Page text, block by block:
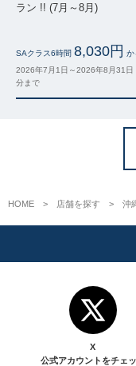
ラン !! (7月～8月)
SAクラス6時間 8,030円 か
2026年7月1日～2026年8月31日
分まで
HOME 店舗を探す 沖
X
公式アカウントをチェ